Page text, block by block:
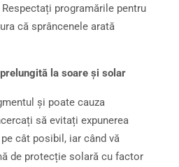
programările pentru
că sprâncenele arată
la soare și solar
și poate cauza
să evitați expunerea
cât posibil, iar când vă
de protecție solară cu factor